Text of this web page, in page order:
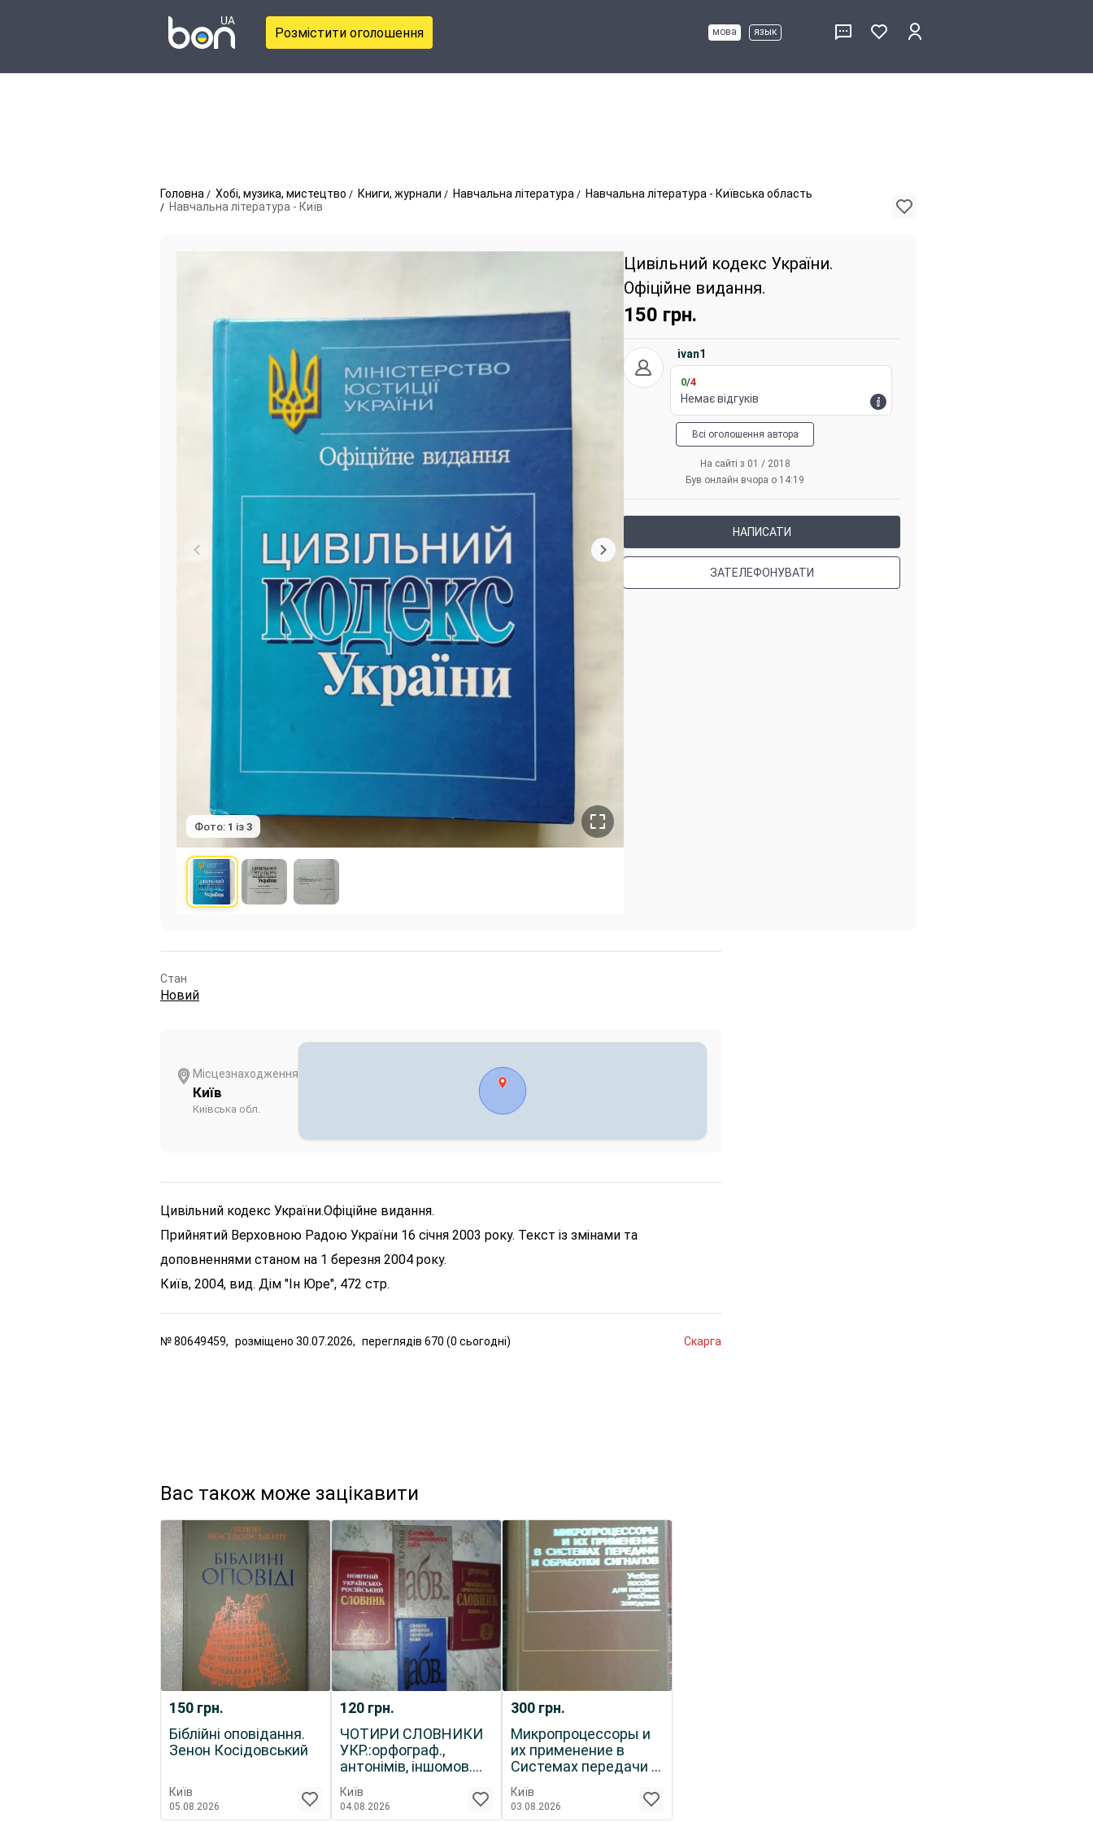
Розмістити оголошення мова язык
Головна Хобі, музика, мистецтво Книги, журнали Навчальна література
Навчальна література - Київська область
Навчальна література - Київ
Фото: 1 із 3
Цивільний кодекс України.
Офіційне видання.
150 грн.
ivan1
0/4
Немає відгуків
Всі оголошення автора
На сайті з 01 / 2018
Був онлайн вчора о 14:19
НАПИСАТИ
ЗАТЕЛЕФОНУВАТИ
Стан
Новий
Місцезнаходження
Київ
Київська обл.
Цивільний кодекс України.Офіційне видання.
Прийнятий Верховною Радою України 16 січня 2003 року. Текст із змінами та
доповненнями станом на 1 березня 2004 року.
Київ, 2004, вид. Дім "Ін Юре", 472 стр.
№80649459, розміщено 30.07.2026, переглядів 670 (0 сьогодні) Скарга
Вас також може зацікавити
150 грн.
Біблійні оповідання.
Зенон Косідовський
Київ
05.08.2026
120 грн.
ЧОТИРИ СЛОВНИКИ
УКР.:орфограф.,
антонімів, іншомов.
Київ
04.08.2026
300 грн.
Микропроцессоры и
их применение в
Системах передачи и
Київ
03.08.2026